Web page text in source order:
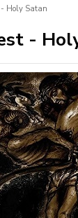
- Holy Satan
-